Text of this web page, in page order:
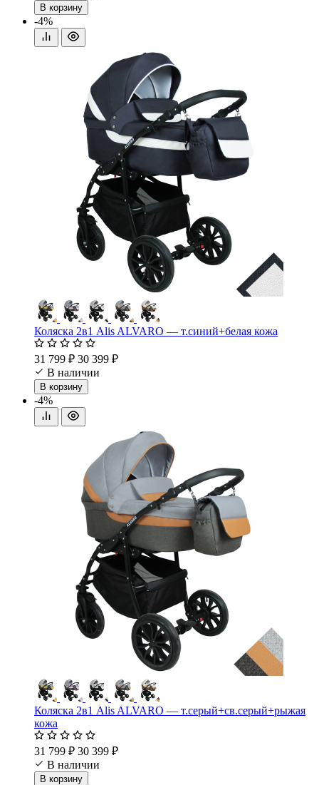
В корзину
-4%
Коляска 2в1 Alis ALVARO — т.синий+белая кожа
31 799 ₽ 30 399 ₽
В наличии
В корзину
-4%
Коляска 2в1 Alis ALVARO — т.серый+св.серый+рыжая
кожа
31 799 ₽ 30 399 ₽
В наличии
В корзину